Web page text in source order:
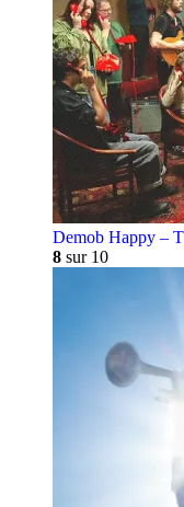
Demob Happy –
8 sur 10